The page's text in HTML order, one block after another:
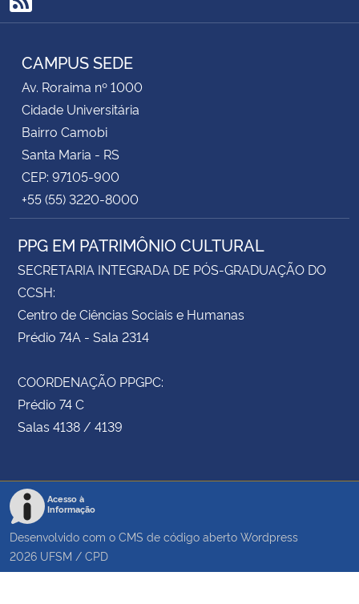
RSS
CAMPUS SEDE
Av. Roraima nº 1000
Cidade Universitária
Bairro Camobi
Santa Maria - RS
CEP: 97105-900
+55 (55) 3220-8000
PPG EM PATRIMÔNIO CULTURAL
SECRETARIA INTEGRADA DE PÓS-GRADUAÇÃO DO
CCSH:
Centro de Ciências Sociais e Humanas
Prédio 74A - Sala 2314
COORDENAÇÃO PPGPC:
Prédio 74 C
Salas 4138 / 4139
Acesso à
Informação
Desenvolvido com o CMS de código aberto Wordpress
2026 UFSM / CPD